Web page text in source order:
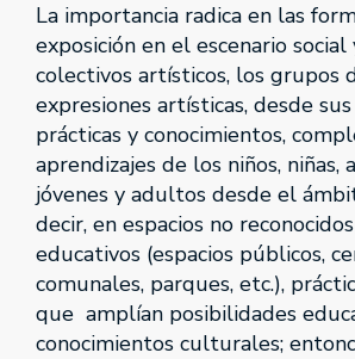
La importancia radica en las
exposición en el escenario
colectivos artísticos, los grupos
expresiones artísticas, desde
prácticas y conocimientos,
aprendizajes de los niños, niñas,
jóvenes y adultos desde el
decir, en espacios no
educativos (espacios públicos,
comunales, parques, etc.),
que amplían posibilidades
conocimientos culturales;